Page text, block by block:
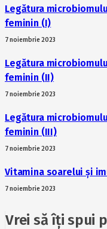
Legătura
feminin (I)
7 noiembrie 2023
Legătura
feminin (II)
7 noiembrie 2023
Legătura
feminin (III)
7 noiembrie 2023
Vitamina soarelui și
7 noiembrie 2023
Vrei să îți spui